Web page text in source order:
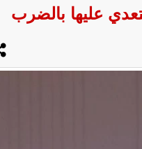
عليها بالضرب